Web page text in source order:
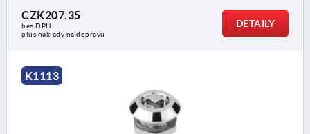
CZK207.35
bez DPH
plus náklady na dopravu
DETAILY
K1113